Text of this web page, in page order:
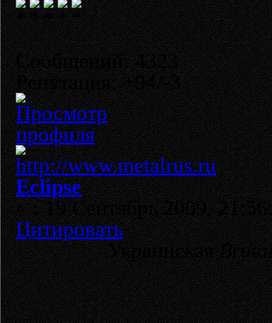
Сообщений: 4323
Репутация: +94/-3
Eclipse
«:19 Сентябрь 2009,
Цитировать
Украинская